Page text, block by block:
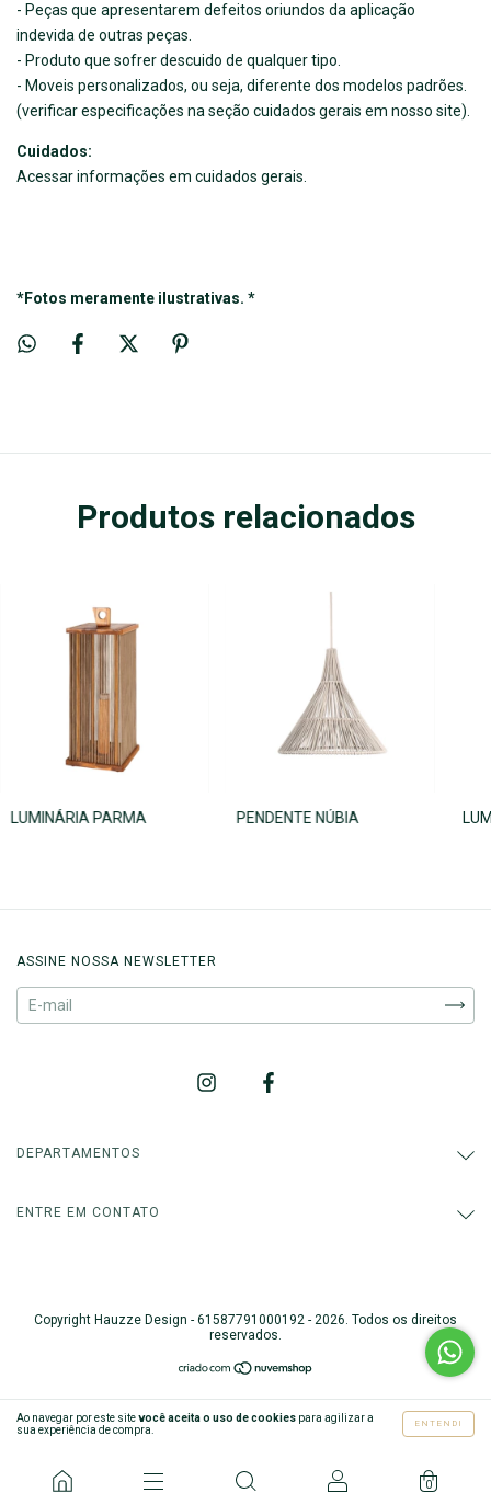
Ao navegar por este sitevocê aceita o uso de cookies para agilizar a
sua experiência de compra.
ENTENDI
0
- Peças que apresentarem defeitos oriundos da aplicação
indevida de outras peças.
- Produto que sofrer descuido de qualquer tipo.
- Moveis personalizados, ou seja, diferente dos modelos padrões.
(verificar especificações na seção cuidados gerais em nosso site).
Cuidados:
Acessar informações em cuidados gerais.
*Fotos meramente ilustrativas. *
Produtos relacionados
LUMINÁRIA PARMA PENDENTE NÚBIA
ASSINE NOSSA NEWSLETTER
DEPARTAMENTOS
ENTRE EM CONTATO
Copyright Hauzze Design - 61587791000192 - 2026. Todos os direitos
reservados.